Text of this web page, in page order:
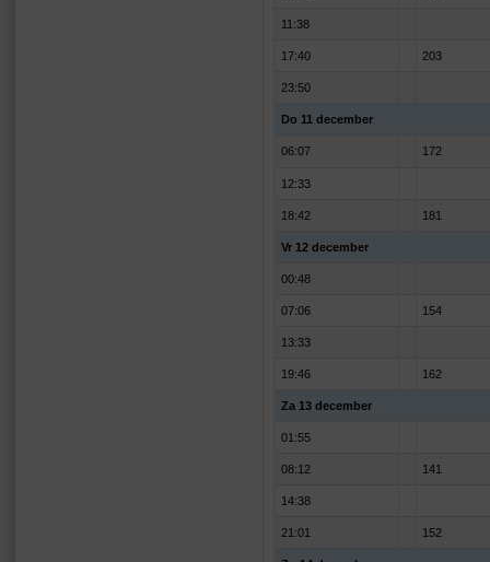
11:38
17:40 203
23:50
Do 11 december
06:07 172
12:33
18:42 181
Vr 12 december
00:48
07:06 154
13:33
19:46 162
Za 13 december
01:55
08:12 141
14:38
21:01 152